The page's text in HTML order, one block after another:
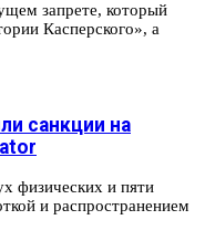
запрете, который
Касперского», а
санкции на
физических и пяти
и распространением